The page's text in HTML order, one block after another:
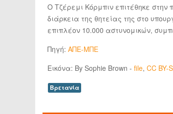
Ο Τζέρεμι Κόρμπιν επιτέθηκε
διάρκεια της θητείας της στο
επιπλέον 10.000 αστυνομικών,
Πηγή: ΑΠΕ-ΜΠΕ
Εικόνα: By Sophie Brown - file, CC BY-
Βρετανία